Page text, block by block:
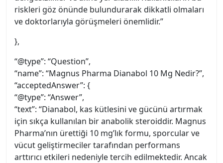
riskleri göz önünde bulundurarak dikkatli olmaları
ve doktorlarıyla görüşmeleri önemlidir.”
},
“@type”: “Question”,
“name”: “Magnus Pharma Dianabol 10 Mg Nedir?”,
“acceptedAnswer”: {
“@type”: “Answer”,
“text”: “Dianabol, kas kütlesini ve gücünü artırmak
için sıkça kullanılan bir anabolik steroiddir. Magnus
Pharma’nın ürettiği 10 mg’lık formu, sporcular ve
vücut geliştirmeciler tarafından performans
arttırıcı etkileri nedeniyle tercih edilmektedir. Ancak